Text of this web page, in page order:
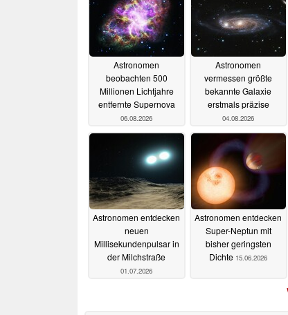
Astronomen
beobachten 500
Millionen Lichtjahre
entfernte Supernova
06.08.2026
Astronomen
vermessen größte
bekannte Galaxie
erstmals präzise
04.08.2026
Astronomen entdecken
neuen
Millisekundenpulsar in
der Milchstraße
01.07.2026
Astronomen entdecken
Super-Neptun mit
bisher geringsten
Dichte 15.06.2026